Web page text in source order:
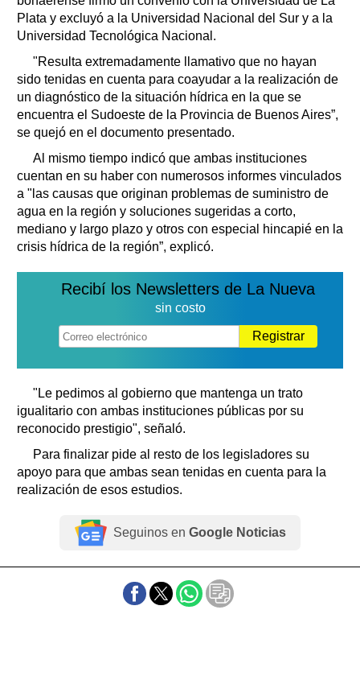
Datos Útiles
Fúnebres
Teléfonos de urgencia
Plata y excluyó a la Universidad Nacional del Sur y a la
Universidad Tecnológica Nacional.
"Resulta extremadamente llamativo que no hayan
sido tenidas en cuenta para coayudar a la realización de
un diagnóstico de la situación hídrica en la que se
encuentra el Sudoeste de la Provincia de Buenos Aires”,
se quejó en el documento presentado.
Al mismo tiempo indicó que ambas instituciones
cuentan en su haber con numerosos informes vinculados
a "las causas que originan problemas de suministro de
agua en la región y soluciones sugeridas a corto,
mediano y largo plazo y otros con especial hincapié en la
crisis hídrica de la región”, explicó.
Recibí los Newsletters de La Nueva
sin costo
Registrar
"Le pedimos al gobierno que mantenga un trato
igualitario con ambas instituciones públicas por su
reconocido prestigio", señaló.
Para finalizar pide al resto de los legisladores su
apoyo para que ambas sean tenidas en cuenta para la
realización de esos estudios.
Seguinos en Google Noticias